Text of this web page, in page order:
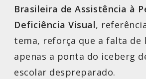
Brasileira de Assistência à
Deficiência Visual,
tema, reforça que a falta de
apenas a ponta do iceberg
escolar despreparado.